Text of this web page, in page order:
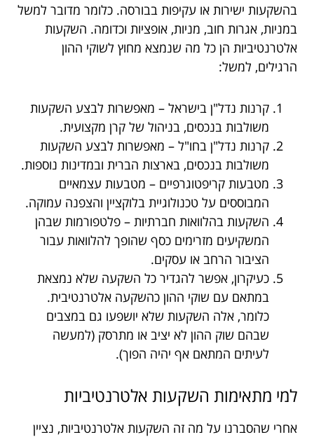
בהשקעות ישירות או עקיפות בבורסה. כלומר מדובר למשל
במניות, אגרות חוב, מניות, אופציות וכדומה. השקעות
אלטרנטיביות הן כל מה שנמצא מחוץ לשוקי ההון
הרגילים, למשל:
קרנות נדל"ן בישראל – מאפשרות לבצע השקעות
משולבות בנכסים, בניהול של קרן מקצועית.
קרנות נדל"ן בחו"ל – מאפשרות לבצע השקעות
משולבות בנכסים, בארצות הברית ובמדינות נוספות.
מטבעות קריפטוגרפיים – מטבעות עצמאיים
המבוססים על טכנולוגיית בלוקציין והצפנה עמוקה.
השקעות בהלוואות חברתיות – פלטפורמות שבהן
המשקיעים מזרימים כסף שהופך להלוואות עבור
הציבור הרחב או עסקים.
כעיקרון, אפשר להגדיר כל השקעה שלא נמצאת
במתאם עם שוקי ההון כהשקעה אלטרנטיבית.
כלומר, אלה השקעות שלא יושפעו גם במצבים
שבהם שוק ההון לא יציב או מתרסק (למעשה
לעיתים המתאם אף יהיה הפוך).
למי מתאימות השקעות אלטרנטיביות
אחרי שהסברנו על מה זה השקעות אלטרנטיביות, נציין